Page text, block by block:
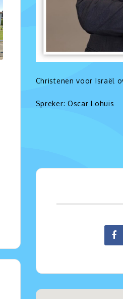
Christenen voor Israël
Spreker: Oscar Lohuis